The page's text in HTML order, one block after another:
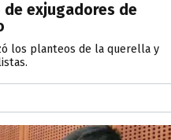
exjugadores de
los planteos de la querella y